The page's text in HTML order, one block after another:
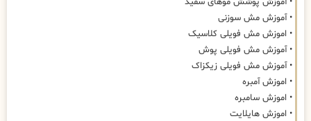
• آموزش مش سوزنی
• اموزش مش فویلی کلاسیک
• آموزش مش فویلی پوش
• آموزش مش فویلی زیکزاک
• اموزش آمبره
• اموزش سامبره
• اموزش هایلایت